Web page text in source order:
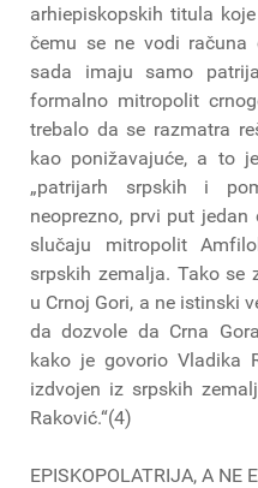
arhiepiskopskih titula
čemu se ne vodi računa
sada imaju samo
formalno mitropolit
trebalo da se razmatra
kao ponižavajuće, a to
„patrijarh srpskih i
neoprezno, prvi put
slučaju mitropolit
srpskih zemalja. Tako se
u Crnoj Gori, a ne istinski
da dozvole da Crna
kako je govorio Vladika
izdvojen iz srpskih
Raković.“(4)
EPISKOPOLATRIJA, A NE